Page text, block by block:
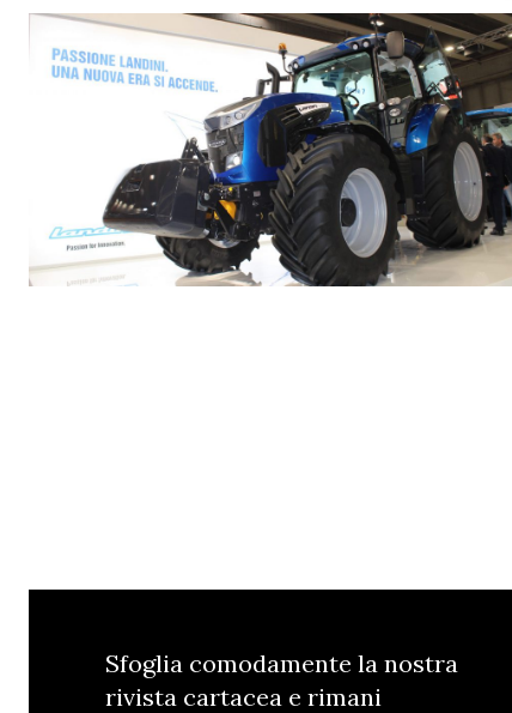
Sfoglia comodamente la nostra
rivista cartacea e rimani